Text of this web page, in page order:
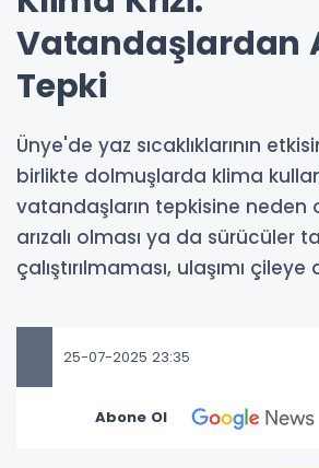
Vatandaşlardan
Tepki
Ünye'de yaz sıcaklıklarının
birlikte dolmuşlarda klima
vatandaşların tepkisine neden
arızalı olması ya da sürücüler
çalıştırılmaması, ulaşımı
25-07-2025 23:35
Abone Ol